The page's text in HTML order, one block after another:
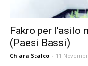
Fakro per l’asilo
(Paesi Bassi)
Chiara Scalco - 11